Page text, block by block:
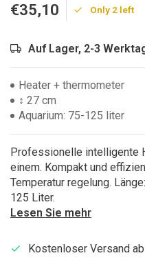
€35,10 Only 2 left
Auf Lager, 2-3
Heater + thermometer
↕ 27 cm
Aquarium: 75-125 liter
Professionelle intelligente
einem. Kompakt und
Temperatur regelung.
125 Liter.
Lesen Sie mehr
Kostenloser Versand